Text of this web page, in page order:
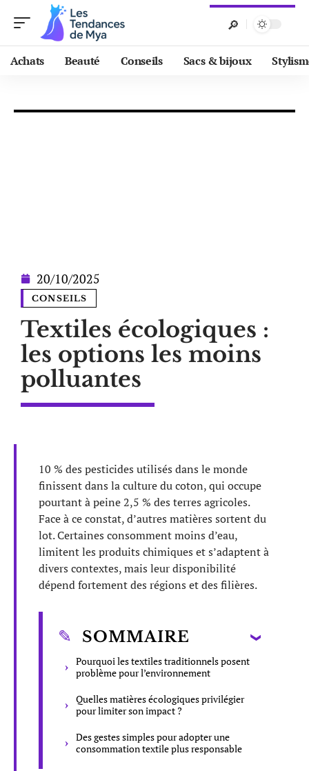
Achats Beauté Conseils Sacs & bijoux
20/10/2025
CONSEILS
Textiles écologiques :
les options les moins
polluantes
10 % des pesticides utilisés dans le monde
finissent dans la culture du coton, qui occupe
pourtant à peine 2,5 % des terres agricoles.
Face à ce constat, d’autres matières sortent du
lot. Certaines consomment moins d’eau,
limitent les produits chimiques et s’adaptent à
divers contextes, mais leur disponibilité
dépend fortement des régions et des filières.
SOMMAIRE
Pourquoi les textiles traditionnels posent
problème pour l’environnement
Quelles matières écologiques privilégier
pour limiter son impact ?
Des gestes simples pour adopter une
consommation textile plus responsable